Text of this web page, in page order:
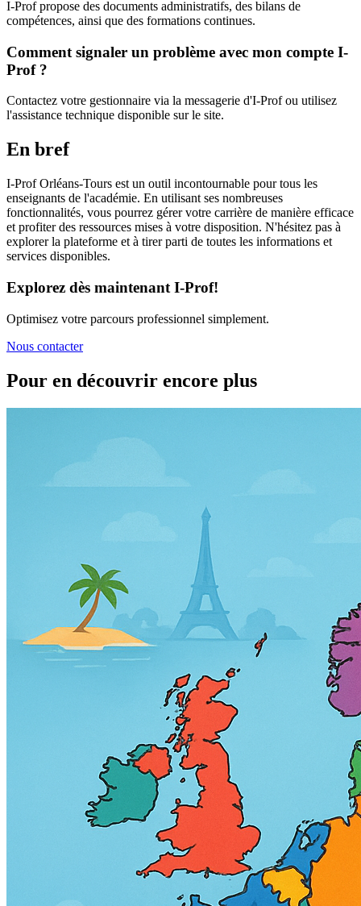
I-Prof propose des documents administratifs, des bilans de
compétences, ainsi que des formations continues.
Comment signaler un problème avec mon compte I-
Prof ?
Contactez votre gestionnaire via la messagerie d'I-Prof ou utilisez
l'assistance technique disponible sur le site.
En bref
I-Prof Orléans-Tours est un outil incontournable pour tous les
enseignants de l'académie. En utilisant ses nombreuses
fonctionnalités, vous pourrez gérer votre carrière de manière efficace
et profiter des ressources mises à votre disposition. N'hésitez pas à
explorer la plateforme et à tirer parti de toutes les informations et
services disponibles.
Explorez dès maintenant I-Prof!
Optimisez votre parcours professionnel simplement.
Nous contacter
Pour en découvrir encore plus